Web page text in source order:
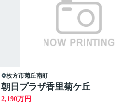
枚方市菊丘南町
朝日プラザ香里菊ケ丘
2,190万円